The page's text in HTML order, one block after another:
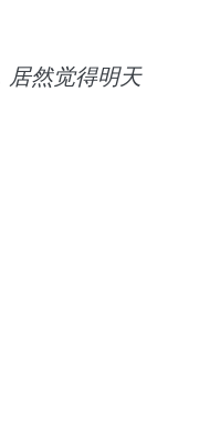
居然觉得明天